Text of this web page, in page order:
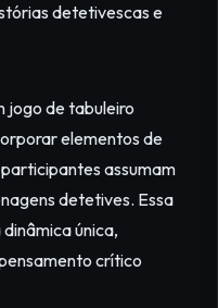
detetivescas e
jogo de tabuleiro
elementos de
assumam
detetives. Essa
única,
crítico